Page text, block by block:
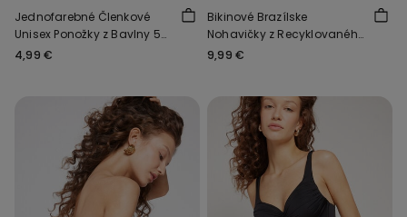
Jednofarebné Členkové
Unisex Ponožky z Bavlny 5
Párov
4,99 €
Bikinové Brazílske
Nohavičky z Recyklovaného
Mikrovlákna
9,99 €